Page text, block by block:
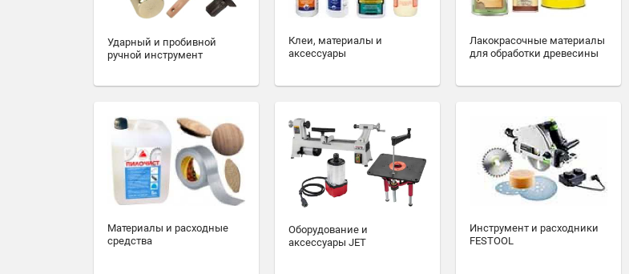
Ударный и пробивной
ручной инструмент
Клеи, материалы и
аксессуары
Лакокрасочные материалы
для обработки древесины
Материалы и расходные
средства
Оборудование и
аксессуары JET
Инструмент и расходники
FESTOOL